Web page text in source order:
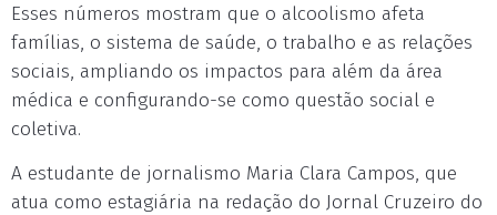
Esses números mostram que o alcoolismo afeta
famílias, o sistema de saúde, o trabalho e as relações
sociais, ampliando os impactos para além da área
médica e configurando-se como questão social e
coletiva.
A estudante de jornalismo Maria Clara Campos, que
atua como estagiária na redação do Jornal Cruzeiro do